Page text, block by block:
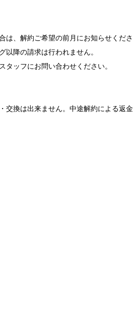
は、解約ご希望の前月にお知らせくだ
以降の請求は行われません。
タッフにお問い合わせください。
交換は出来ません。中途解約による返